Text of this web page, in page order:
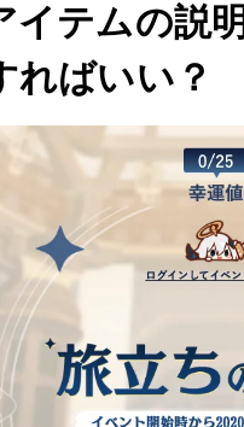
イテムの説
ればいい？